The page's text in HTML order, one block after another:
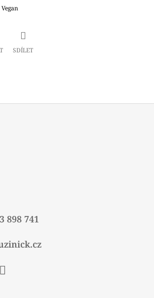
SDÍLET
898 741